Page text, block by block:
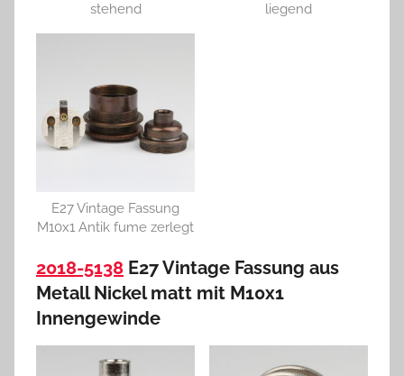
stehend
liegend
E27 Vintage Fassung
M10x1 Antik fume zerlegt
2018-5138 E27 Vintage Fassung aus
Metall Nickel matt mit M10x1
Innengewinde